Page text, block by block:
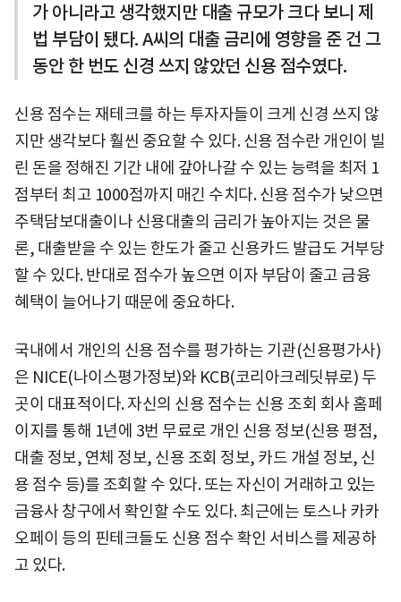
가 아니라고 생각했지만 대출 규모가 크다 보니 제
법 부담이 됐다. A씨의 대출 금리에 영향을 준 건 그
동안 한 번도 신경 쓰지 않았던 신용 점수였다.
신용 점수는 재테크를 하는 투자자들이 크게 신경 쓰지 않
지만 생각보다 훨씬 중요할 수 있다. 신용 점수란 개인이 빌
린 돈을 정해진 기간 내에 갚아나갈 수 있는 능력을 최저 1
점부터 최고 1000점까지 매긴 수치다. 신용 점수가 낮으면
주택담보대출이나 신용대출의 금리가 높아지는 것은 물
론, 대출받을 수 있는 한도가 줄고 신용카드 발급도 거부당
할 수 있다. 반대로 점수가 높으면 이자 부담이 줄고 금융
혜택이 늘어나기 때문에 중요하다.
국내에서 개인의 신용 점수를 평가하는 기관(신용평가사)
은 NICE(나이스평가정보)와 KCB(코리아크레딧뷰로) 두
곳이 대표적이다. 자신의 신용 점수는 신용 조회 회사 홈페
이지를 통해 1년에 3번 무료로 개인 신용 정보(신용 평점,
대출 정보, 연체 정보, 신용 조회 정보, 카드 개설 정보, 신
용 점수 등)를 조회할 수 있다. 또는 자신이 거래하고 있는
금융사 창구에서 확인할 수도 있다. 최근에는 토스나 카카
오페이 등의 핀테크들도 신용 점수 확인 서비스를 제공하
고 있다.